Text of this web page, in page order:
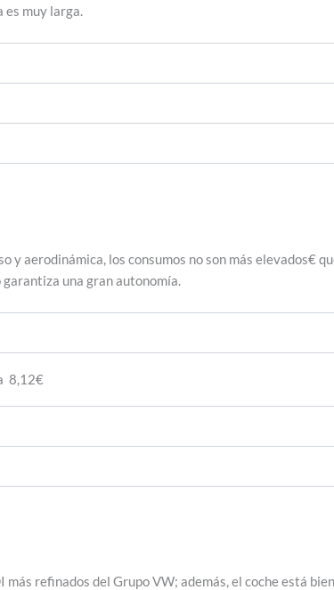
es muy larga.
y aerodinámica, los consumos no son más elevados€
una gran autonomía.
8,12€
más refinados del Grupo VW; además, el coche está